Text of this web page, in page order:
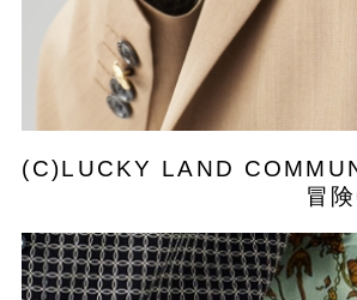
(C)LUCKY LAND
冒